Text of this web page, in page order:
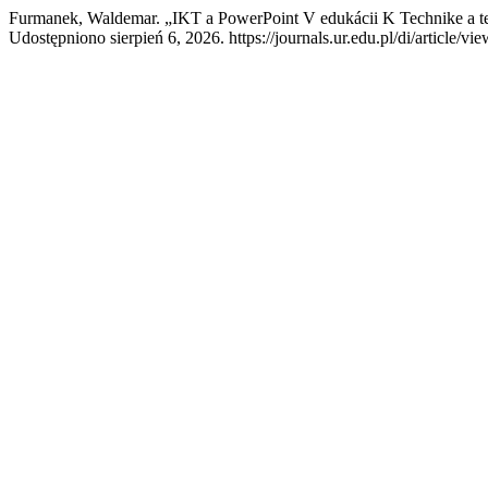
Furmanek, Waldemar. „IKT a PowerPoint V edukácii K Technike a
Udostępniono sierpień 6, 2026. https://journals.ur.edu.pl/di/article/